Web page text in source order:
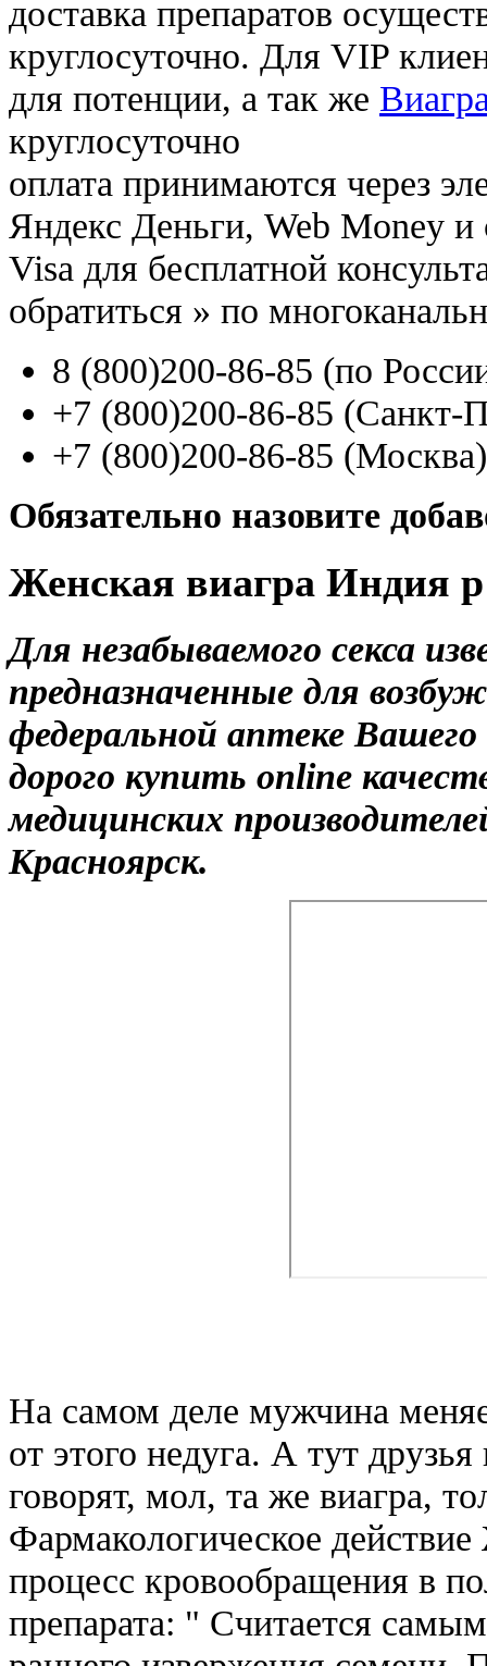
доставка препаратов
круглосуточно. Для VIP
для потенции, а так же
круглосуточно
оплата принимаются через
Яндекс Деньги, Web Money и
Visa для бесплатной
обратиться » по
8 (800)200-86-85 (по
+7 (800)200-86-85 (Санкт-
+7 (800)200-86-85 (Москва)
Обязательно назовите
Женская виагра Индия
Для незабываемого секса
предназначенные для
федеральной аптеке
дорого купить online
медицинских
Красноярск.
На самом деле мужчина
от этого недуга. А тут
говорят, мол, та же виагра,
Фармакологическое
процесс кровообращения в
препарата: " Считается